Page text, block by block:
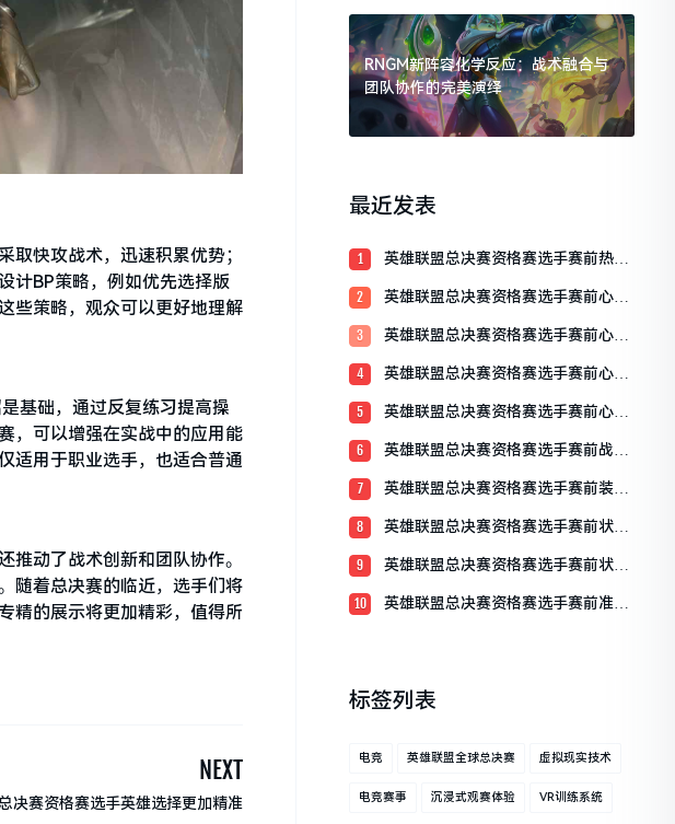
快攻战术，迅速积累优势；
计BP策略，例如优先选择版
些策略，观众可以更好地理解
基础，通过反复练习提高操
，可以增强在实战中的应用能
适用于职业选手，也适合普通
动了战术创新和团队协作。
随着总决赛的临近，选手们将
精的展示将更加精彩，值得所
NEXT
决赛资格赛选手英雄选择更加精准
RNGM新阵容化学反应：战术融合与
团队协作的完美演绎
最近发表
1
英雄联盟总决赛资格赛选手赛前热身
2
英雄联盟总决赛资格赛选手赛前心理
3
英雄联盟总决赛资格赛选手赛前心理
4
英雄联盟总决赛资格赛选手赛前心态
5
英雄联盟总决赛资格赛选手赛前心态
6
英雄联盟总决赛资格赛选手赛前战术
7
英雄联盟总决赛资格赛选手赛前装备
8
英雄联盟总决赛资格赛选手赛前状态
9
英雄联盟总决赛资格赛选手赛前状态
10
英雄联盟总决赛资格赛选手赛前准备
标签列表
电竞 英雄联盟全球总决赛 虚拟现实技术
电竞赛事 沉浸式观赛体验 VR训练系统